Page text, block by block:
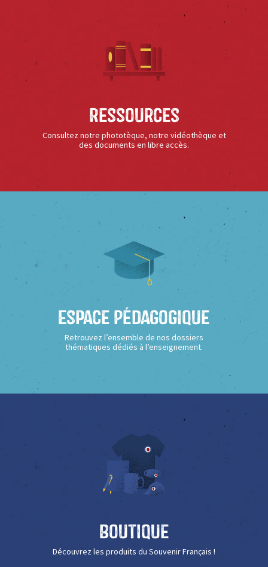
Ressources
Consultez notre phototèque, notre vidéothèque et
des documents en libre accès.
Espace Pédagogique
Retrouvez l’ensemble de nos dossiers
thématiques dédiés à l’enseignement.
Boutique
Découvrez les produits du Souvenir Français !